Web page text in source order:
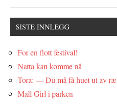
SISTE INNLEGG
For en flott festival!
Natta kan komme nå
Tora: — Du må få huet ut av
Mall Girl i parken